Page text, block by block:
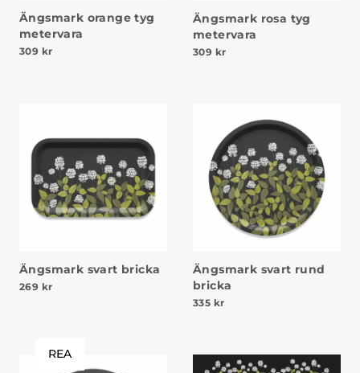
Ängsmark orange tyg
metervara
309 kr
Ängsmark rosa tyg
metervara
309 kr
Ängsmark svart bricka
269 kr
Ängsmark svart rund
bricka
335 kr
REA